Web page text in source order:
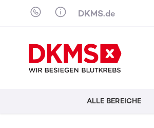
Skip to content
DKMS.de
ALLE BEREICHE